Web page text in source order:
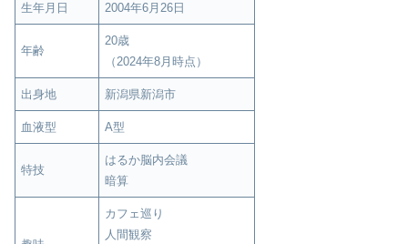
生年月日 2004年6月26日
年齢
20歳
（2024年8月時点）
出身地 新潟県新潟市
血液型 A型
特技
はるか脳内会議
暗算
カフェ巡り
人間観察